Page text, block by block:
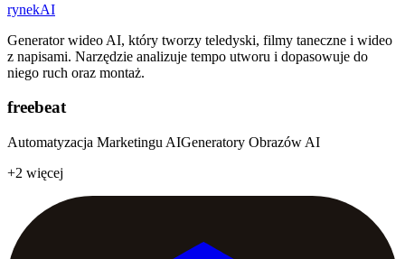
rynekAI
Generator wideo AI, który tworzy teledyski, filmy taneczne i wideo
z napisami. Narzędzie analizuje tempo utworu i dopasowuje do
niego ruch oraz montaż.
freebeat
Automatyzacja Marketingu AIGeneratory Obrazów AI
+2 więcej